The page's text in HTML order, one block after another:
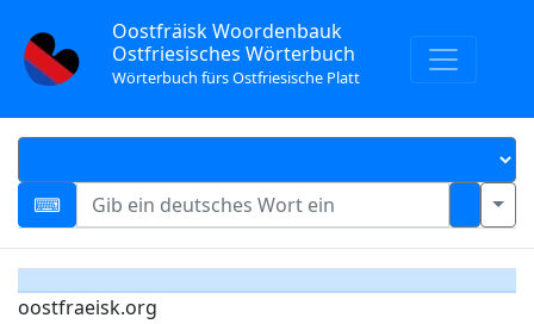
Oostfräisk Woordenbauk
Ostfriesisches Wörterbuch
Wörterbuch fürs Ostfriesische Platt
oostfraeisk.org